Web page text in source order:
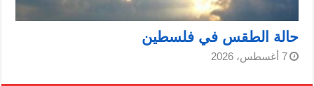
حالة الطقس في فلسطين
7 أغسطس، 2026